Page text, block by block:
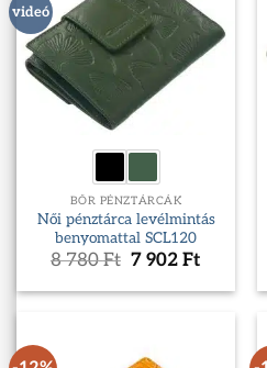
videó
BŐR PÉNZTÁRCÁK
Női pénztárca levélmintás
benyomattal SCL120
8 780Ft Original
was:
7 902Ft
is: